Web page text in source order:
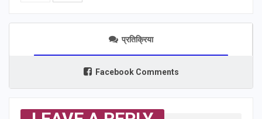
प्रतिक्रिया
Facebook Comments